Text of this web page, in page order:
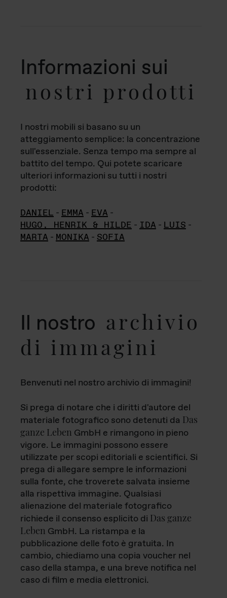
Informazioni sui
nostri prodotti
I nostri mobili si basano su un
atteggiamento semplice: la concentrazione
sull'essenziale. Senza tempo ma sempre al
battito del tempo. Qui potete scaricare
ulteriori informazioni su tutti i nostri
prodotti:
DANIEL - EMMA - EVA -
HUGO, HENRIK & HILDE - IDA - LUIS -
MARTA - MONIKA - SOFIA
Il nostro archivio
di immagini
Benvenuti nel nostro archivio di immagini!
Si prega di notare che i diritti d'autore del
materiale fotografico sono detenuti da Das
ganze Leben GmbH e rimangono in pieno
vigore. Le immagini possono essere
utilizzate per scopi editoriali e scientifici. Si
prega di allegare sempre le informazioni
sulla fonte, che troverete salvata insieme
alla rispettiva immagine. Qualsiasi
alienazione del materiale fotografico
richiede il consenso esplicito di Das ganze
Leben GmbH. La ristampa e la
pubblicazione delle foto è gratuita. In
cambio, chiediamo una copia voucher nel
caso della stampa, e una breve notifica nel
caso di film e media elettronici.